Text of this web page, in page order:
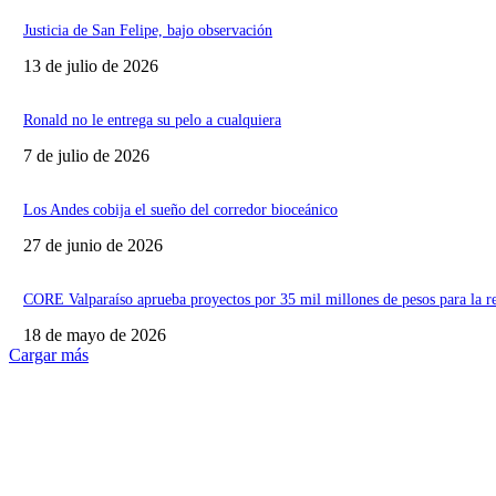
Justicia de San Felipe, bajo observación
13 de julio de 2026
Ronald no le entrega su pelo a cualquiera
7 de julio de 2026
Los Andes cobija el sueño del corredor bioceánico
27 de junio de 2026
CORE Valparaíso aprueba proyectos por 35 mil millones de pesos para la
18 de mayo de 2026
Cargar más